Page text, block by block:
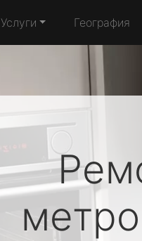
Услуги География